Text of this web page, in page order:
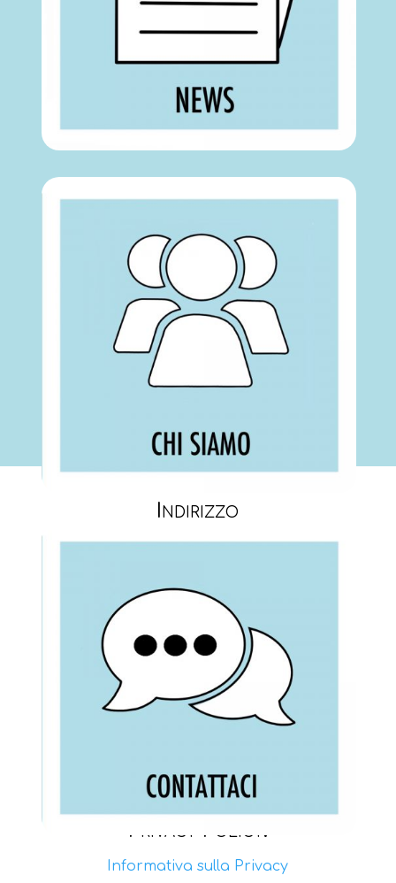
Indirizzo
Area Science Park, Padriciano 99, Trieste
Codaq S.r.l.s P.IVA: 01253500324
Telefono
+39 3351436454
info@codaq.it
Privacy Policy:
Informativa sulla Privacy